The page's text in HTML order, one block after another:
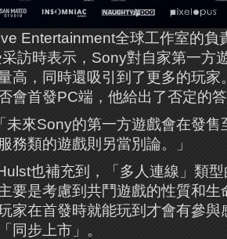
Entertainment全球工作室的負
訪時表示，Sony對自家第一方
高，同時還吸引到了更多的玩
會首發PC端，他給出了否定的
未來Sony的第一方遊戲會在發售
務類的遊戲則另當別論。」
也補充到，「多人連線」類
要是考慮到共鬥遊戲的性質和
家在首發時就能玩到才會有參
同步上市」。